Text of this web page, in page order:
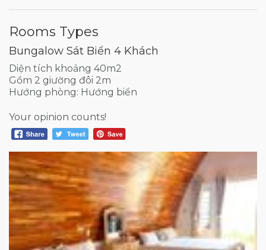
Rooms Types
Bungalow Sát Biển 4 Khách
Diện tích khoảng 40m2
Gồm 2 giường đôi 2m
Hướng phòng: Hướng biển
Your opinion counts!